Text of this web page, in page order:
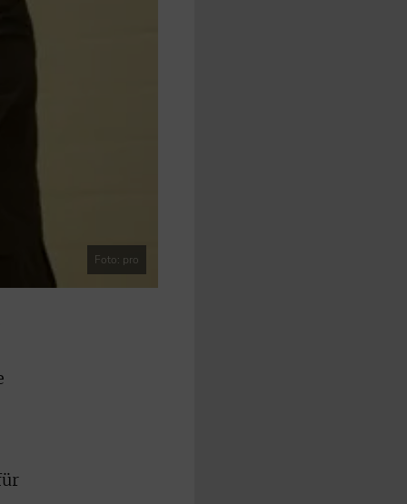
Foto: pro